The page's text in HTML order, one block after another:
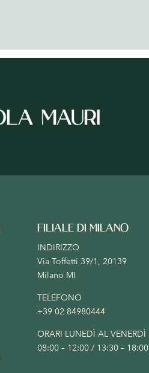
FILIALE DI MILANO
INDIRIZZO
Via Toffetti 39/1, 20139
Milano MI
TELEFONO
+39 02 84980444
ORARI LUNEDÌ AL VENERDÌ
08:00 – 12:00 / 13:30 – 18:00